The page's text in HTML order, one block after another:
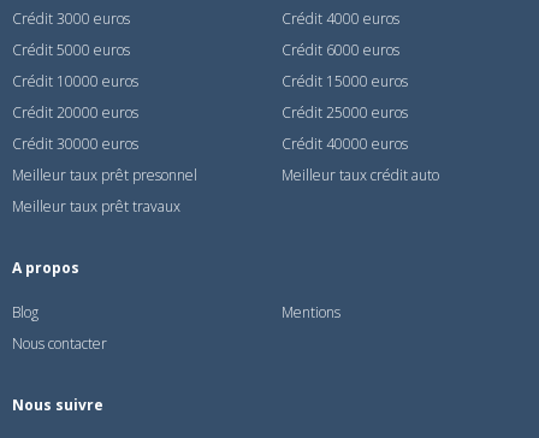
Crédit 3000 euros
Crédit 4000 euros
Crédit 5000 euros
Crédit 6000 euros
Crédit 10000 euros
Crédit 15000 euros
Crédit 20000 euros
Crédit 25000 euros
Crédit 30000 euros
Crédit 40000 euros
Meilleur taux prêt presonnel
Meilleur taux crédit auto
Meilleur taux prêt travaux
A propos
Blog
Mentions
Nous contacter
Nous suivre